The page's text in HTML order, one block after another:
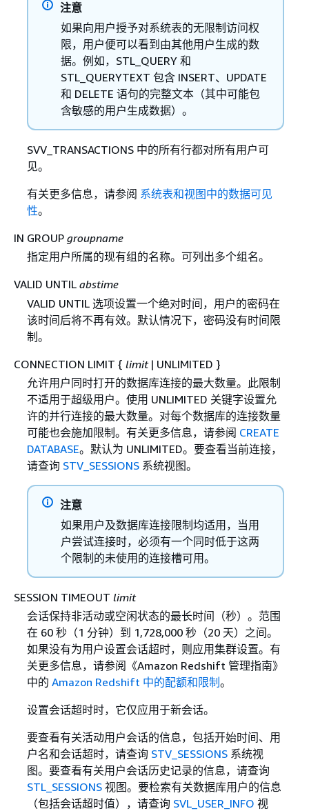
注意
如果向用户授予对系统表的无限制访问权
限，用户便可以看到由其他用户生成的数
据。例如，STL_QUERY 和
STL_QUERYTEXT 包含 INSERT、UPDATE
和 DELETE 语句的完整文本（其中可能包
含敏感的用户生成数据）。
SVV_TRANSACTIONS 中的所有行都对所有用户可
见。
有关更多信息，请参阅 系统表和视图中的数据可见
性。
IN GROUP groupname
指定用户所属的现有组的名称。可列出多个组名。
VALID UNTIL abstime
VALID UNTIL 选项设置一个绝对时间，用户的密码在
该时间后将不再有效。默认情况下，密码没有时间限
制。
CONNECTION LIMIT { limit| UNLIMITED }
允许用户同时打开的数据库连接的最大数量。此限制
不适用于超级用户。使用 UNLIMITED 关键字设置允
许的并行连接的最大数量。对每个数据库的连接数量
可能也会施加限制。有关更多信息，请参阅 CREATE
DATABASE。默认为 UNLIMITED。要查看当前连接，
请查询 STV_SESSIONS系统视图。
注意
如果用户及数据库连接限制均适用，当用
户尝试连接时，必须有一个同时低于这两
个限制的未使用的连接槽可用。
SESSION TIMEOUT limit
会话保持非活动或空闲状态的最长时间（秒）。范围
在 60 秒（1 分钟）到 1,728,000 秒（20 天）之间。
如果没有为用户设置会话超时，则应用集群设置。有
关更多信息，请参阅《Amazon Redshift 管理指南》
中的 Amazon Redshift 中的配额和限制。
设置会话超时时，它仅应用于新会话。
要查看有关活动用户会话的信息，包括开始时间、用
户名和会话超时，请查询 STV_SESSIONS系统视
图。要查看有关用户会话历史记录的信息，请查询
STL_SESSIONS视图。要检索有关数据库用户的信息
（包括会话超时值），请查询 SVL_USER_INFO 视